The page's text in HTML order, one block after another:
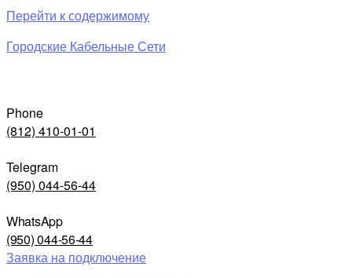
Перейти к содержимому
Городские Кабельные Сети
Phone
(812) 410-01-01
Telegram
(950) 044-56-44
WhatsApp
(950) 044-56-44
Заявка на подключение